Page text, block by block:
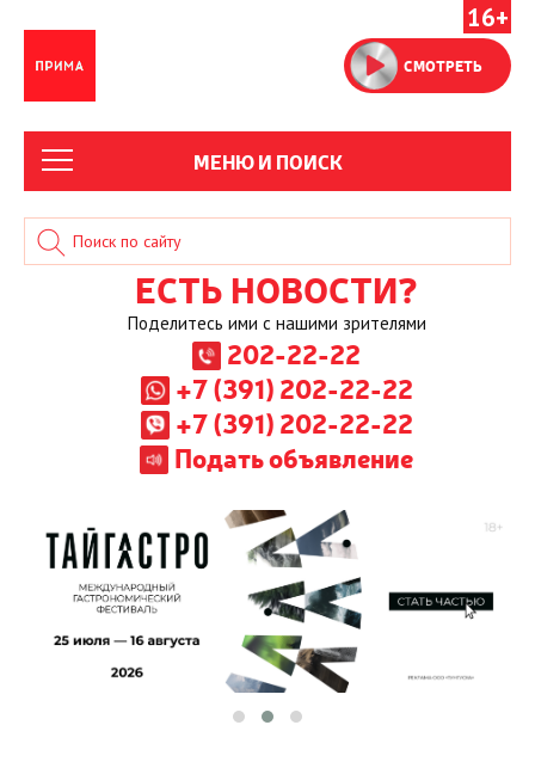
16+
СМОТРЕТЬ
МЕНЮ И ПОИСК
ЕСТЬ НОВОСТИ?
Поделитесь ими с нашими зрителями
202-22-22
+7 (391) 202-22-22
+7 (391) 202-22-22
Подать объявление